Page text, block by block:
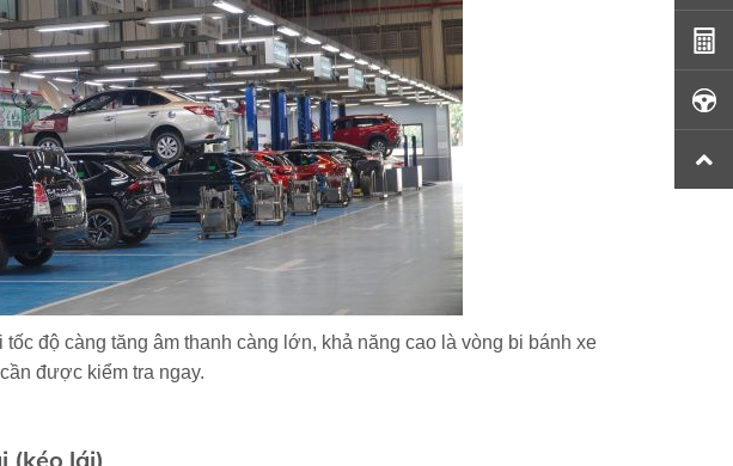
độ càng tăng âm thanh càng lớn, khả năng cao là vòng bi bánh xe
được kiểm tra ngay.
(kéo lái)